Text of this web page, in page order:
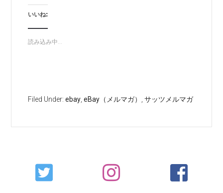
いいね:
読み込み中...
Filed Under:ebay ,eBay（メルマガ） ,サッツメルマガ
Primary
Sidebar